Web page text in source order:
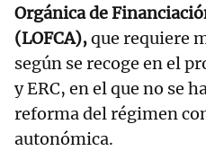
Orgánica de
(LOFCA),que requiere
según se recoge en el
y ERC, en el que no se
reforma del régimen
autonómica.